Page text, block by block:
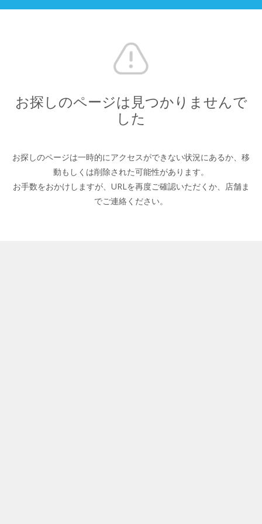
お探しのページは見つかりませんで
した
お探しのページは一時的にアクセスができない状況にあるか、 移
動もしくは削除された可能性があります。
お手数をおかけしますが、URLを再度ご確認いただくか、 店舗ま
でご連絡ください。